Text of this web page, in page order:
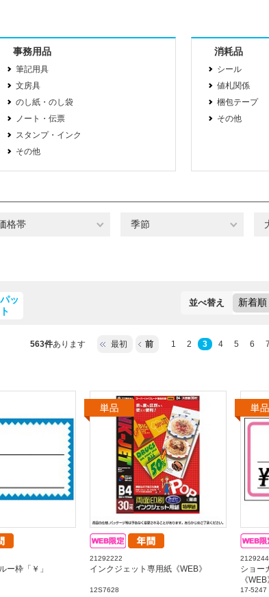
事務用品
筆記用具
文房具
のし紙・のし袋
ノート・伝票
スタンプ・インク
その他
消耗品
シール
値札関係
梱包テープ
その他
格帯 季節
ッ
並べ替え
563件あります 最初 前 1 2 3 4 5 6 7
ー枠「￥」
21292222
インクジェット専用紙《WEB》
12S7628
ショー
《WEB
17-5247